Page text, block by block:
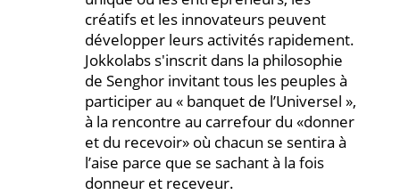
créatifs et les innovateurs peuvent
développer leurs activités rapidement.
Jokkolabs s'inscrit dans la philosophie
de Senghor invitant tous les peuples à
participer au « banquet de l’Universel »,
à la rencontre au carrefour du «donner
et du recevoir» où chacun se sentira à
l’aise parce que se sachant à la fois
donneur et receveur.